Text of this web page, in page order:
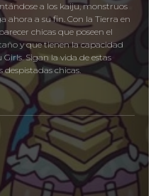
a los kaiju, monstruos
ahora a su fin. Con la Tierra en
chicas que poseen el
y que tienen la capacidad
Girls. Sigan la vida de estas
despistadas chicas.